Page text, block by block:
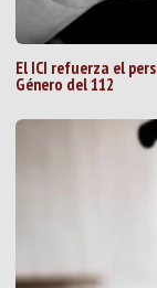
El ICI refuerza el
Género del 112